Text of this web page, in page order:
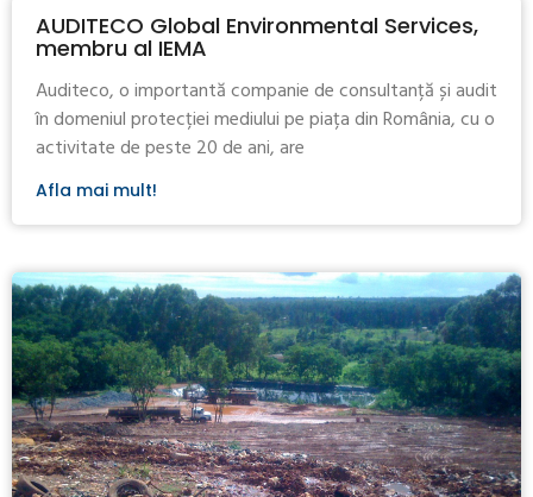
AUDITECO Global Environmental Services,
membru al IEMA
Auditeco, o importantă companie de consultanță și audit
în domeniul protecției mediului pe piața din România, cu o
activitate de peste 20 de ani, are
Afla mai mult!